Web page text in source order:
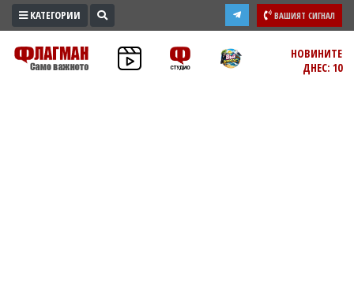
ПРОМО
ЗОНА
КАТЕГОРИИ ВАШИЯТ СИГНАЛ
НОВИНИТЕ
ДНЕС: 10